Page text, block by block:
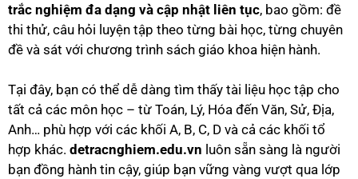
trắc nghiệm đa dạng và cập nhật liên tục, bao gồm: đề
thi thử, câu hỏi luyện tập theo từng bài học, từng chuyên
đề và sát với chương trình sách giáo khoa hiện hành.
Tại đây, bạn có thể dễ dàng tìm thấy tài liệu học tập cho
tất cả các môn học – từ Toán, Lý, Hóa đến Văn, Sử, Địa,
Anh… phù hợp với các khối A, B, C, D và cả các khối tổ
hợp khác. detracnghiem.edu.vn luôn sẵn sàng là người
bạn đồng hành tin cậy, giúp bạn vững vàng vượt qua lớp